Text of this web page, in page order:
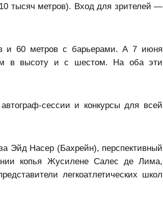
тысяч метров). Вход для зрителей —
и 60 метров с барьерами. А 7 июня
в высоту и с шестом. На оба эти
и конкурсы для всей
Эйд Насер (Бахрейн), перспективный
копья Жусилене Салес де Лима,
легкоатлетических школ